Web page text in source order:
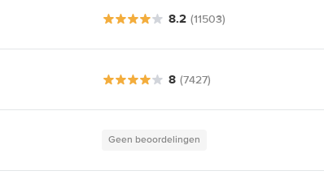
8.2 (11503)
8 (7427)
Geen beoordelingen